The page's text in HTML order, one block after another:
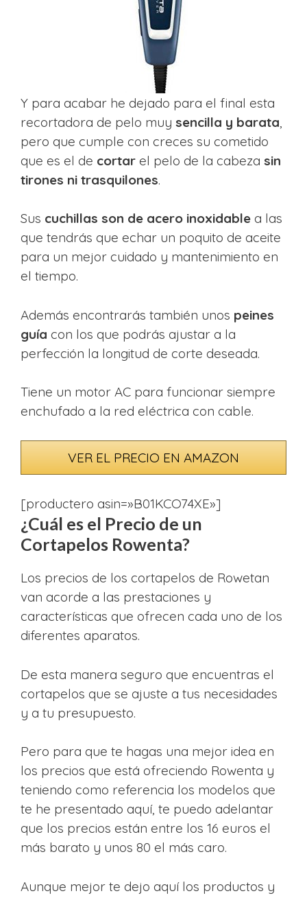
Y para acabar he dejado para el final esta
recortadora de pelo muy sencilla y barata
pero que cumple con creces su cometido
que es el de cortar el pelo de la cabeza sin
tirones ni trasquilones.
Sus cuchillas son de acero inoxidable a las
que tendrás que echar un poquito de aceite
para un mejor cuidado y mantenimiento en
el tiempo.
Además encontrarás también unos peines
guía con los que podrás ajustar a la
perfección la longitud de corte deseada.
Tiene un motor AC para funcionar siempre
enchufado a la red eléctrica con cable.
VER EL PRECIO EN AMAZON
[productero asin=»B01KCO74XE»]
¿Cuál es el Precio de un
Cortapelos Rowenta?
Los precios de los cortapelos de Rowetan
van acorde a las prestaciones y
características que ofrecen cada uno de los
diferentes aparatos.
De esta manera seguro que encuentras el
cortapelos que se ajuste a tus necesidades
y a tu presupuesto.
Pero para que te hagas una mejor idea en
los precios que está ofreciendo Rowenta y
teniendo como referencia los modelos que
te he presentado aquí, te puedo adelantar
que los precios están entre los 16 euros el
más barato y unos 80 el más caro.
Aunque mejor te dejo aquí los productos y